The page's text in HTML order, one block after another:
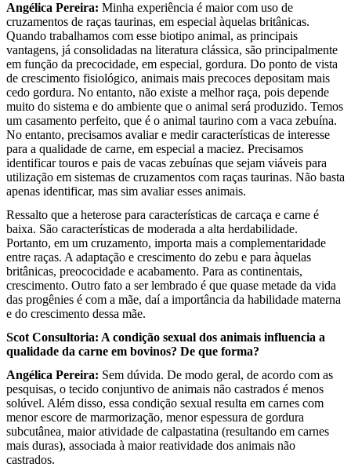
Angélica Pereira: Minha experiência é maior com uso de
cruzamentos de raças taurinas, em especial àquelas britânicas.
Quando trabalhamos com esse biotipo animal, as principais
vantagens, já consolidadas na literatura clássica, são principalmente
em função da precocidade, em especial, gordura. Do ponto de vista
de crescimento fisiológico, animais mais precoces depositam mais
cedo gordura. No entanto, não existe a melhor raça, pois depende
muito do sistema e do ambiente que o animal será produzido. Temos
um casamento perfeito, que é o animal taurino com a vaca zebuína.
No entanto, precisamos avaliar e medir características de interesse
para a qualidade de carne, em especial a maciez. Precisamos
identificar touros e pais de vacas zebuínas que sejam viáveis para
utilização em sistemas de cruzamentos com raças taurinas. Não basta
apenas identificar, mas sim avaliar esses animais.
Ressalto que a heterose para características de carcaça e carne é
baixa. São características de moderada a alta herdabilidade.
Portanto, em um cruzamento, importa mais a complementaridade
entre raças. A adaptação e crescimento do zebu e para àquelas
britânicas, preococidade e acabamento. Para as continentais,
crescimento. Outro fato a ser lembrado é que quase metade da vida
das progênies é com a mãe, daí a importância da habilidade materna
e do crescimento dessa mãe.
Scot Consultoria: A condição sexual dos animais influencia a
qualidade da carne em bovinos? De que forma?
Angélica Pereira: Sem dúvida. De modo geral, de acordo com as
pesquisas, o tecido conjuntivo de animais não castrados é menos
solúvel. Além disso, essa condição sexual resulta em carnes com
menor escore de marmorização, menor espessura de gordura
subcutânea maior atividade de calpastatina (resultando em carnes
mais duras), associada à maior reatividade dos animais não
castrados.